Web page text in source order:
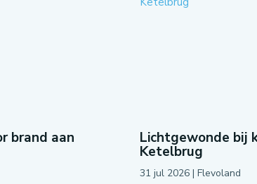
brand aan Lichtgewonde bij
Ketelbrug
31 jul 2026| Flevoland